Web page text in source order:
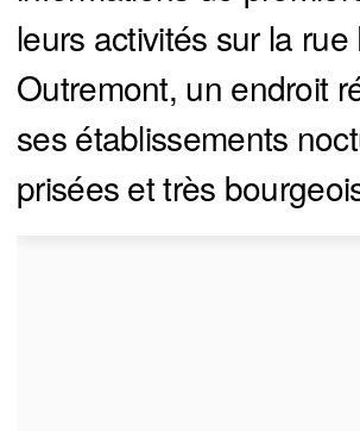
leurs activités sur la rue
Outremont, un endroit
ses établissements
prisées et très